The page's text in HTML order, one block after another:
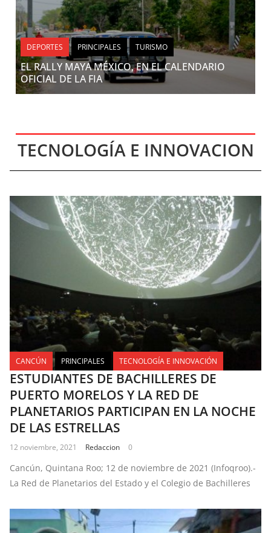
DEPORTES PRINCIPALES TURISMO
EL RALLY MAYA MÉXICO, EN EL CALENDARIO
OFICIAL DE LA FIA
TECNOLOGÍA E INNOVACION
CANCÚN PRINCIPALES TECNOLOGÍA E INNOVACIÓN
ESTUDIANTES DE BACHILLERES DE
PUERTO MORELOS Y LA RED DE
PLANETARIOS PARTICIPAN EN LA NOCHE
DE LAS ESTRELLAS
12 noviembre, 2021 Redaccion 0
Cancún, Quintana Roo; 12 de noviembre de 2021 (Infoqroo).-
La Red de Planetarios del Estado y el Colegio de Bachilleres